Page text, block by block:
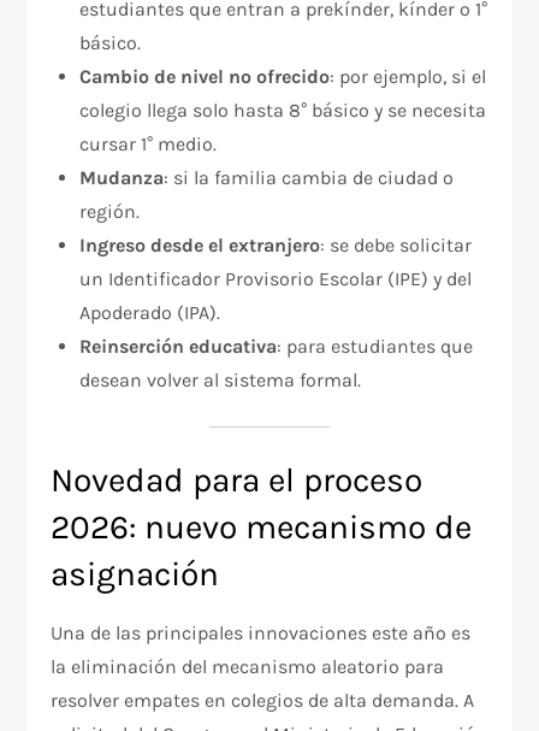
estudiantes que entran a prekínder, kínder o 1°
básico.
Cambio de nivel no ofrecido: por ejemplo, si el
colegio llega solo hasta 8° básico y se necesita
cursar 1° medio.
Mudanza: si la familia cambia de ciudad o
región.
Ingreso desde el extranjero: se debe solicitar
un Identificador Provisorio Escolar (IPE) y del
Apoderado (IPA).
Reinserción educativa: para estudiantes que
desean volver al sistema formal.
Novedad para el proceso
2026: nuevo mecanismo de
asignación
Una de las principales innovaciones este año es
la eliminación del mecanismo aleatorio para
resolver empates en colegios de alta demanda. A